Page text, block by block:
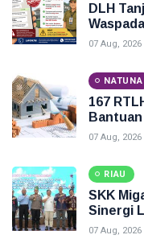
DLH
Pungut
07 Aug, 2026
NATUNA
167
07 Aug, 2026
RIAU
SKK
Sinergi
Menjaga
07 Aug, 2026